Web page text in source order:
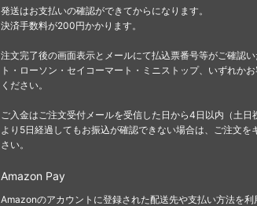
発送はお支払いの確認ができてからになります。
決済手数料が200円かかります。
注文完了後の画面表示とメールにて払込票番号等がご確認
ト・ローソン・セイコーマート・ミニストップ、いずれか
ください。
ご入金はご注文受付メールを受信した日から4日以内（土
より5日経過してもお振込が確認できない場合は、ご注文
さい。
Amazon Pay
Amazonのアカウントに登録された配送先や支払い方法を利